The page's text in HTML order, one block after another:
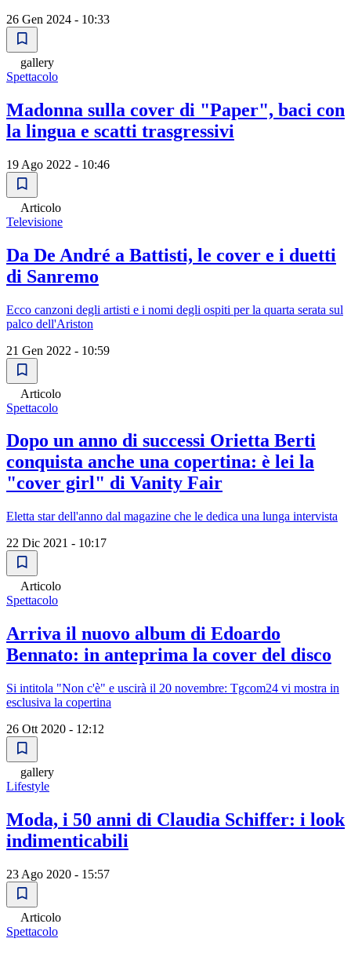
26 Gen 2024 - 10:33
gallery
Spettacolo
Madonna sulla cover di "Paper", baci con
la lingua e scatti trasgressivi
19 Ago 2022 - 10:46
Articolo
Televisione
Da De André a Battisti, le cover e i duetti
di Sanremo
Ecco canzoni degli artisti e i nomi degli ospiti per la quarta serata sul
palco dell'Ariston
21 Gen 2022 - 10:59
Articolo
Spettacolo
Dopo un anno di successi Orietta Berti
conquista anche una copertina: è lei la
"cover girl" di Vanity Fair
Eletta star dell'anno dal magazine che le dedica una lunga intervista
22 Dic 2021 - 10:17
Articolo
Spettacolo
Arriva il nuovo album di Edoardo
Bennato: in anteprima la cover del disco
Si intitola "Non c'è" e uscirà il 20 novembre: Tgcom24 vi mostra in
esclusiva la copertina
26 Ott 2020 - 12:12
gallery
Lifestyle
Moda, i 50 anni di Claudia Schiffer: i look
indimenticabili
23 Ago 2020 - 15:57
Articolo
Spettacolo